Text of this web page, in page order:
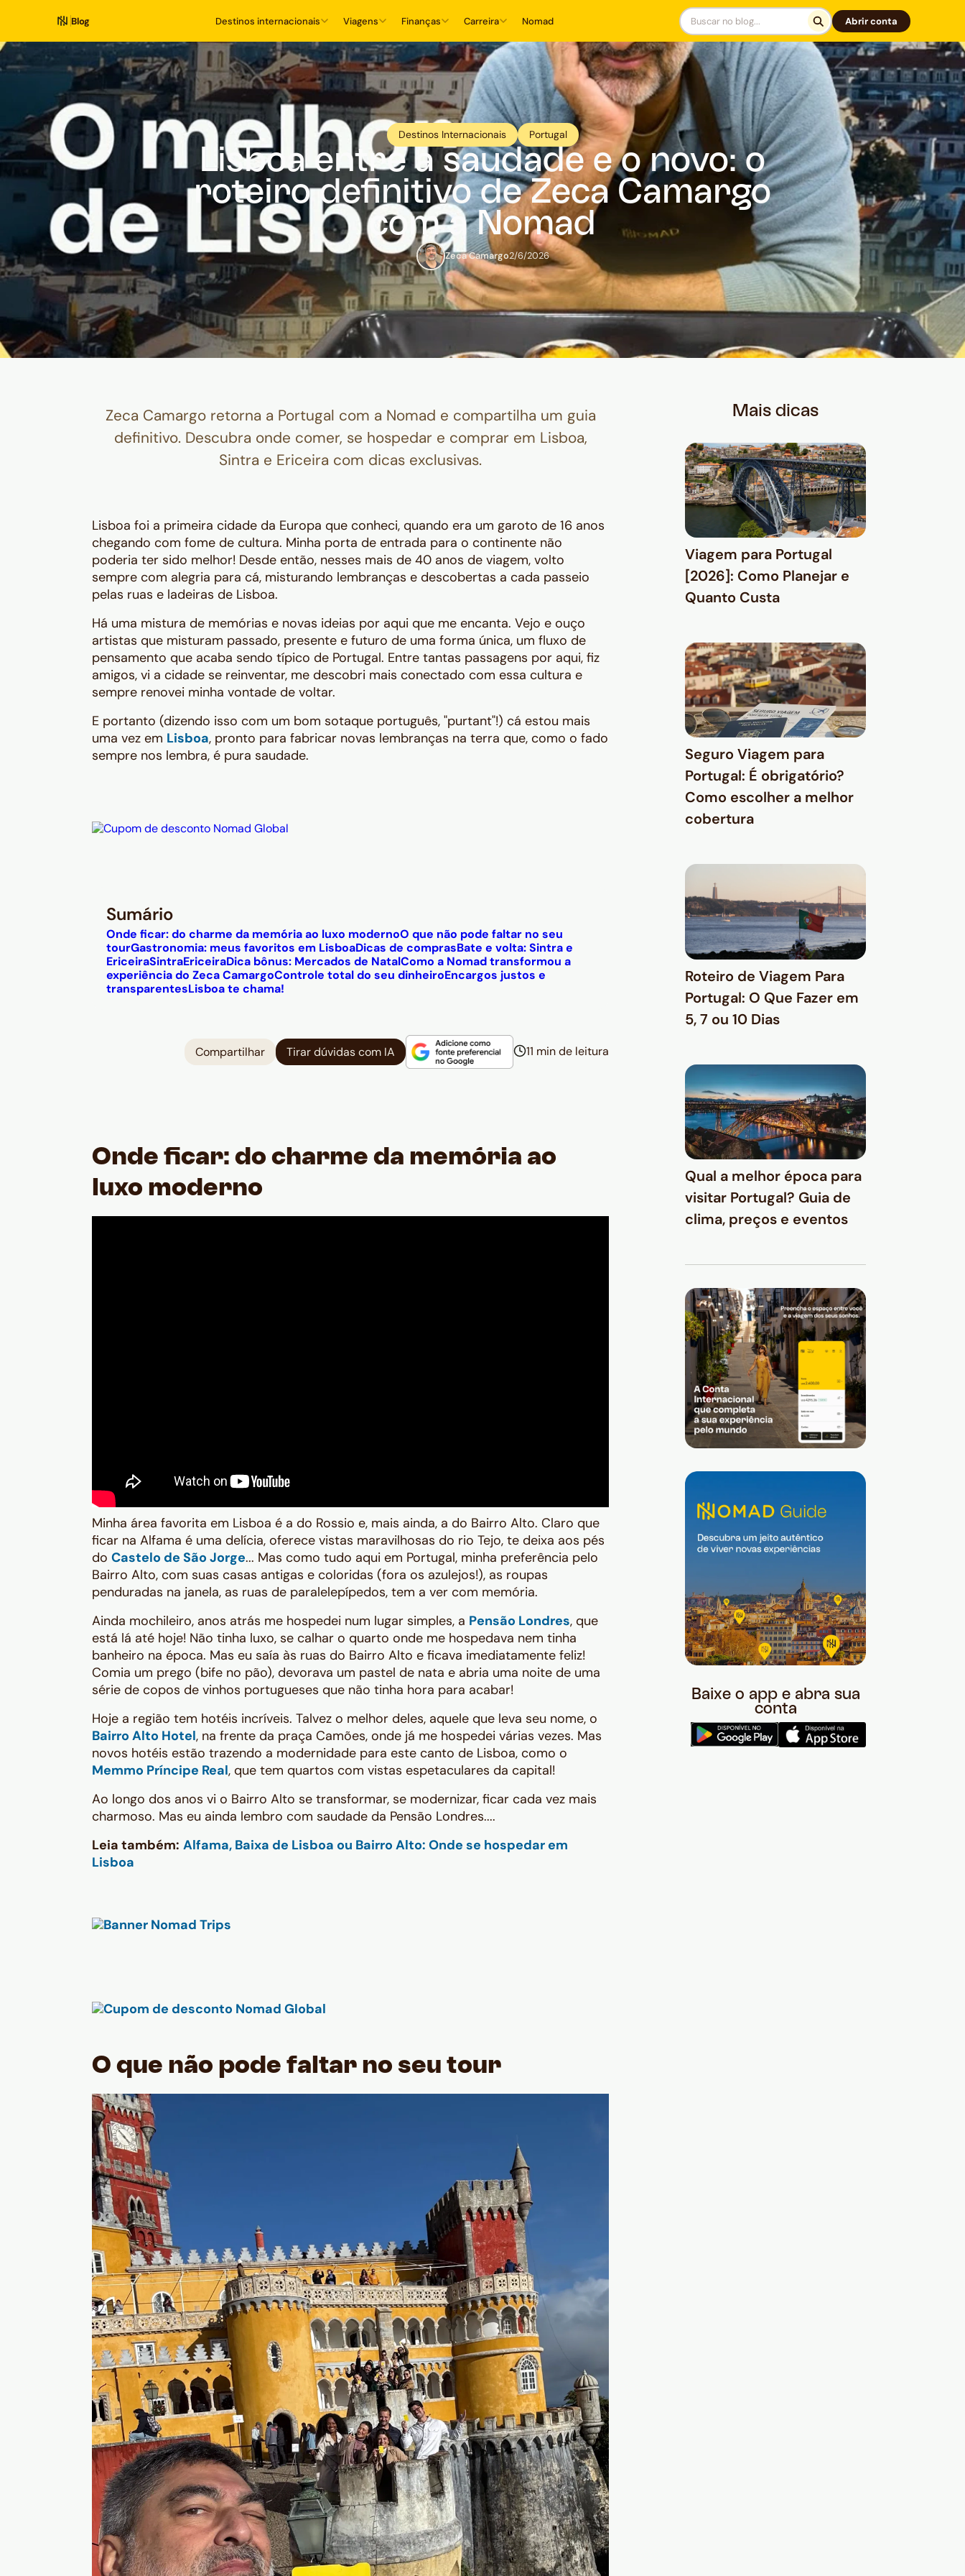
Blog Destinos internacionais Viagens Finanças Carreira Nomad Abrir conta
Destinos Internacionais Portugal
Lisboa entre a saudade e o novo: o
roteiro definitivo de Zeca Camargo
com a Nomad
Zeca Camargo2/6/2026
Zeca Camargo retorna a Portugal com a Nomad e compartilha um guia
definitivo. Descubra onde comer, se hospedar e comprar em Lisboa,
Sintra e Ericeira com dicas exclusivas.
Lisboa foi a primeira cidade da Europa que conheci, quando era um garoto de 16 anos
chegando com fome de cultura. Minha porta de entrada para o continente não
poderia ter sido melhor! Desde então, nesses mais de 40 anos de viagem, volto
sempre com alegria para cá, misturando lembranças e descobertas a cada passeio
pelas ruas e ladeiras de Lisboa.
Há uma mistura de memórias e novas ideias por aqui que me encanta. Vejo e ouço
artistas que misturam passado, presente e futuro de uma forma única, um fluxo de
pensamento que acaba sendo típico de Portugal. Entre tantas passagens por aqui, fiz
amigos, vi a cidade se reinventar, me descobri mais conectado com essa cultura e
sempre renovei minha vontade de voltar.
E portanto (dizendo isso com um bom sotaque português, "purtant"!) cá estou mais
uma vez em Lisboa, pronto para fabricar novas lembranças na terra que, como o fado
sempre nos lembra, é pura saudade.
Sumário
Onde ficar: do charme da memória ao luxo modernoO que não pode faltar no seu
tourGastronomia: meus favoritos em LisboaDicas de comprasBate e volta: Sintra e
EriceiraSintraEriceiraDica bônus: Mercados de NatalComo a Nomad transformou a
experiência do Zeca CamargoControle total do seu dinheiroEncargos justos e
transparentesLisboa te chama!
Compartilhar Tirar dúvidas com IA 11 min de leitura
Onde ficar: do charme da memória ao
luxo moderno
Minha área favorita em Lisboa é a do Rossio e, mais ainda, a do Bairro Alto. Claro que
ficar na Alfama é uma delícia, oferece vistas maravilhosas do rio Tejo, te deixa aos pés
do Castelo de São Jorge... Mas como tudo aqui em Portugal, minha preferência pelo
Bairro Alto, com suas casas antigas e coloridas (fora os azulejos!), as roupas
penduradas na janela, as ruas de paralelepípedos, tem a ver com memória.
Ainda mochileiro, anos atrás me hospedei num lugar simples, a Pensão Londres, que
está lá até hoje! Não tinha luxo, se calhar o quarto onde me hospedava nem tinha
banheiro na época. Mas eu saía às ruas do Bairro Alto e ficava imediatamente feliz!
Comia um prego (bife no pão), devorava um pastel de nata e abria uma noite de uma
série de copos de vinhos portugueses que não tinha hora para acabar!
Hoje a região tem hotéis incríveis. Talvez o melhor deles, aquele que leva seu nome, o
Bairro Alto Hotel, na frente da praça Camões, onde já me hospedei várias vezes. Mas
novos hotéis estão trazendo a modernidade para este canto de Lisboa, como o
Memmo Príncipe Real, que tem quartos com vistas espetaculares da capital!
Ao longo dos anos vi o Bairro Alto se transformar, se modernizar, ficar cada vez mais
charmoso. Mas eu ainda lembro com saudade da Pensão Londres....
Leia também: Alfama, Baixa de Lisboa ou Bairro Alto: Onde se hospedar em
Lisboa
O que não pode faltar no seu tour
Mais dicas
Viagem para Portugal
[2026]: Como Planejar e
Quanto Custa
Seguro Viagem para
Portugal: É obrigatório?
Como escolher a melhor
cobertura
Roteiro de Viagem Para
Portugal: O Que Fazer em
5, 7 ou 10 Dias
Qual a melhor época para
visitar Portugal? Guia de
clima, preços e eventos
Baixe o app e abra sua
conta